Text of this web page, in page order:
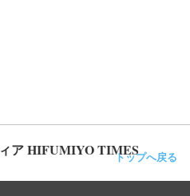
ア HIFUMIYO TIMESトップへ戻る